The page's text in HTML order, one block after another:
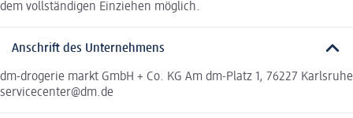
dem vollständigen Einziehen möglich.
Anschrift des Unternehmens
dm-drogerie markt GmbH + Co. KG Am dm-Platz 1, 76227 Karlsruhe
servicecenter@dm.de